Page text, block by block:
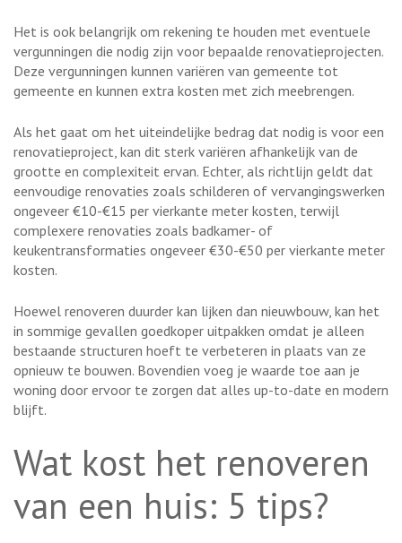
Het is ook belangrijk om rekening te houden met eventuele
vergunningen die nodig zijn voor bepaalde renovatieprojecten.
Deze vergunningen kunnen variëren van gemeente tot
gemeente en kunnen extra kosten met zich meebrengen.
Als het gaat om het uiteindelijke bedrag dat nodig is voor een
renovatieproject, kan dit sterk variëren afhankelijk van de
grootte en complexiteit ervan. Echter, als richtlijn geldt dat
eenvoudige renovaties zoals schilderen of vervangingswerken
ongeveer €10-€15 per vierkante meter kosten, terwijl
complexere renovaties zoals badkamer- of
keukentransformaties ongeveer €30-€50 per vierkante meter
kosten.
Hoewel renoveren duurder kan lijken dan nieuwbouw, kan het
in sommige gevallen goedkoper uitpakken omdat je alleen
bestaande structuren hoeft te verbeteren in plaats van ze
opnieuw te bouwen. Bovendien voeg je waarde toe aan je
woning door ervoor te zorgen dat alles up-to-date en modern
blijft.
Wat kost het renoveren
van een huis: 5 tips?